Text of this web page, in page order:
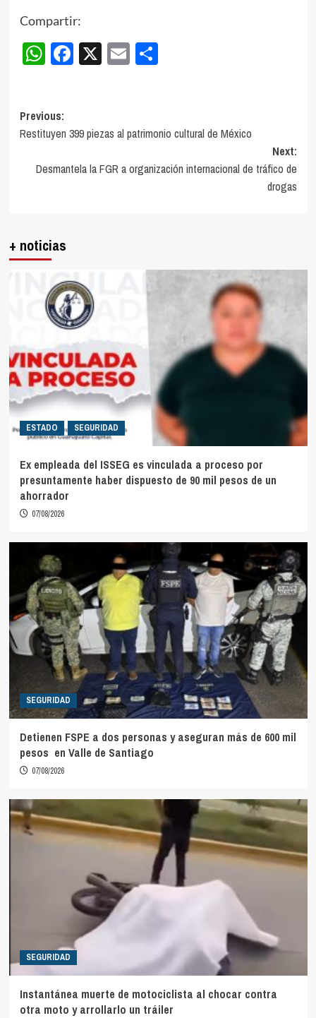
Compartir:
WhatsApp
Facebook
X EmailCompartir
Post
navigation
Previous:
Restituyen 399 piezas al patrimonio cultural de México
Next:
Desmantela la FGR a organización internacional de tráfico de
drogas
+ noticias
ESTADO SEGURIDAD
Ex empleada del ISSEG es vinculada a proceso por
presuntamente haber dispuesto de 90 mil pesos de un
ahorrador
07/08/2026
SEGURIDAD
Detienen FSPE a dos personas y aseguran más de 600 mil
pesos en Valle de Santiago
07/08/2026
SEGURIDAD
Instantánea muerte de motociclista al chocar contra
otra moto y arrollarlo un tráiler